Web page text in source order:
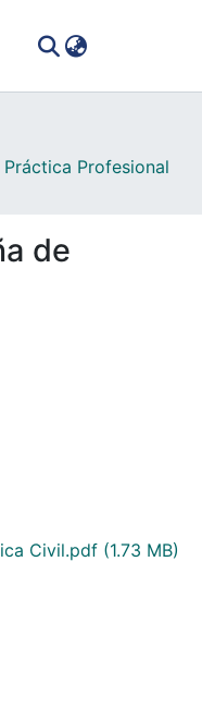
Práctica Profesional
de
Civil.pdf (1.73 MB)